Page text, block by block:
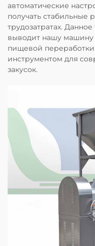
автоматические
получать стабильные
трудозатратах.
выводит нашу машину
пищевой
инструментом для
закусок.